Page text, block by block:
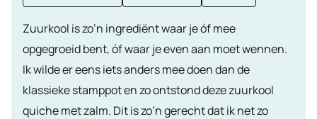
Zuurkool is zo’n ingrediënt waar je óf mee
opgegroeid bent, óf waar je even aan moet wennen.
Ik wilde er eens iets anders mee doen dan de
klassieke stamppot en zo ontstond deze zuurkool
quiche met zalm. Dit is zo’n gerecht dat ik net zo